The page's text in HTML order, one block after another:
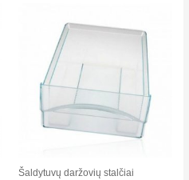
Šaldytuvų daržovių stalčiai